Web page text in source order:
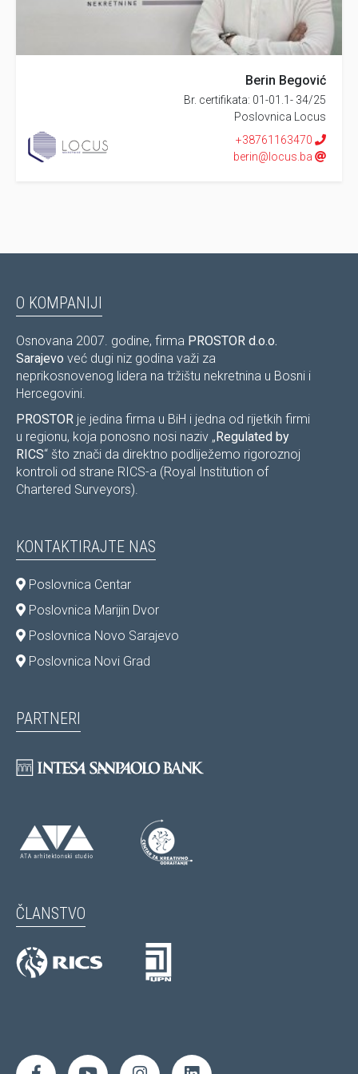
nekretnine na terenu. Kupac se upućuje da izvrši detaljnu
provjeru svih zemljišnoknjižnih podataka, katastarskih
podataka i stvarne situacije nekretnine te da se
Berin Begović
Br. certifikata: 01-01.1- 34/25
Poslovnica Locus
+38761163470
berin@locus.ba
O KOMPANIJI
Osnovana 2007. godine, firma PROSTOR d.o.o.
Sarajevo već dugi niz godina važi za
neprikosnovenog lidera na tržištu nekretnina u Bosni i
Hercegovini.
PROSTOR je jedina firma u BiH i jedna od rijetkih firmi
u regionu, koja ponosno nosi naziv „Regulated by
RICS“ što znači da direktno podliježemo rigoroznoj
kontroli od strane RICS-a (Royal Institution of
Chartered Surveyors).
KONTAKTIRAJTE NAS
Poslovnica Centar
Poslovnica Marijin Dvor
Poslovnica Novo Sarajevo
Poslovnica Novi Grad
PARTNERI
ČLANSTVO